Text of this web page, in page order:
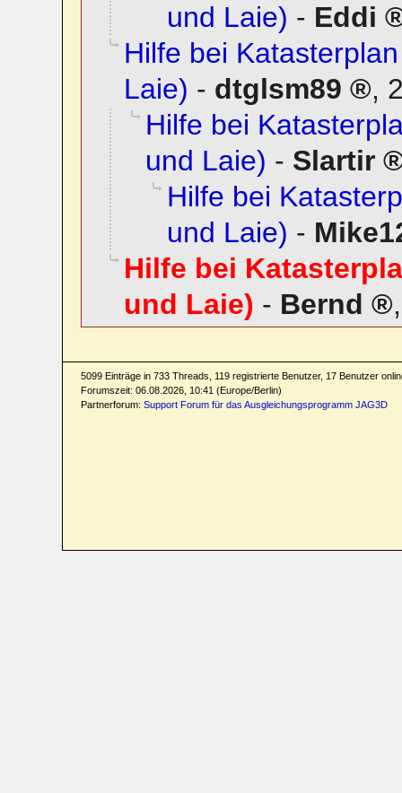
und Laie) - Eddi
Hilfe bei
Laie) - dtglsm89 ,
Hilfe bei
und Laie) - Slartir
Hilfe bei
und Laie) -
Hilfe bei
und Laie) - Bernd
5099 Einträge in 733 Threads, 119 registrierte Benutzer, 17 Benutzer
Forumszeit: 06.08.2026, 10:41 (Europe/Berlin)
Partnerforum: Support Forum für das Ausgleichungsprogramm JAG3D